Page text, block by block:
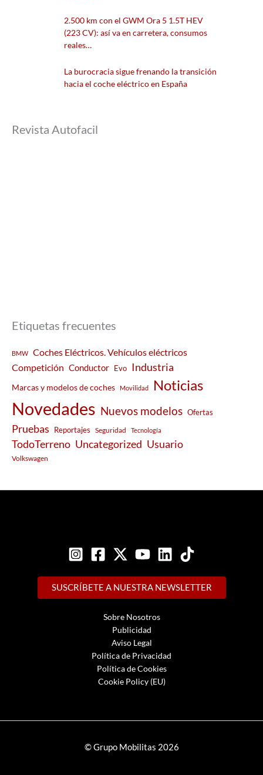
2.500 km con el GWM Ora 5 1.5T HEV
(223 CV): así va en carretera, consumos
reales…
La burocracia sigue frenando la transición
hacia el coche eléctrico en España
Revista Autofacil
Etiquetas frecuentes
BMW
Coches Eléctricos. Vehículos eléctricos
Competición Conductor Evo Industria
Marcas y modelos de coches Movilidad Noticias
Novedades Nuevos modelos Ofertas
Pruebas Reportajes Seguridad Tecnología
TodoTerreno Uncategorized Usuario
Volkswagen
SUSCRÍBETE A NUESTRA NEWSLETTER
Sobre Nosotros
Publicidad
Aviso Legal
Política de Privacidad
Política de Cookies
Cookie Policy (EU)
© Grupo Mobilitas 2026